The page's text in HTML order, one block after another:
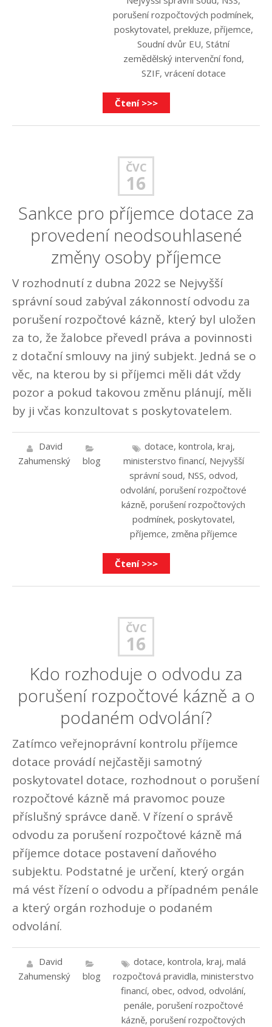
porušení rozpočtových podmínek,
poskytovatel, prekluze, příjemce,
Soudní dvůr EU, Státní
zemědělský intervenční fond,
SZIF, vrácení dotace
Čtení >>>
ČVC
16
Sankce pro příjemce dotace za
provedení neodsouhlasené
změny osoby příjemce
V rozhodnutí z dubna 2022 se Nejvyšší
správní soud zabýval zákonností odvodu za
porušení rozpočtové kázně, který byl uložen
za to, že žalobce převedl práva a povinnosti
z dotační smlouvy na jiný subjekt. Jedná se o
věc, na kterou by si příjemci měli dát vždy
pozor a pokud takovou změnu plánují, měli
by ji včas konzultovat s poskytovatelem.
David
Zahumenský
blog
dotace, kontrola, kraj,
ministerstvo financí, Nejvyšší
správní soud, NSS, odvod,
odvolání, porušení rozpočtové
kázně, porušení rozpočtových
podmínek, poskytovatel,
příjemce, změna příjemce
Čtení >>>
ČVC
16
Kdo rozhoduje o odvodu za
porušení rozpočtové kázně a o
podaném odvolání?
Zatímco veřejnoprávní kontrolu příjemce
dotace provádí nejčastěji samotný
poskytovatel dotace, rozhodnout o porušení
rozpočtové kázně má pravomoc pouze
příslušný správce daně. V řízení o správě
odvodu za porušení rozpočtové kázně má
příjemce dotace postavení daňového
subjektu. Podstatné je určení, který orgán
má vést řízení o odvodu a případném penále
a který orgán rozhoduje o podaném
odvolání.
David
Zahumenský
blog
dotace, kontrola, kraj, malá
rozpočtová pravidla, ministerstvo
financí, obec, odvod, odvolání,
penále, porušení rozpočtové
kázně, porušení rozpočtových